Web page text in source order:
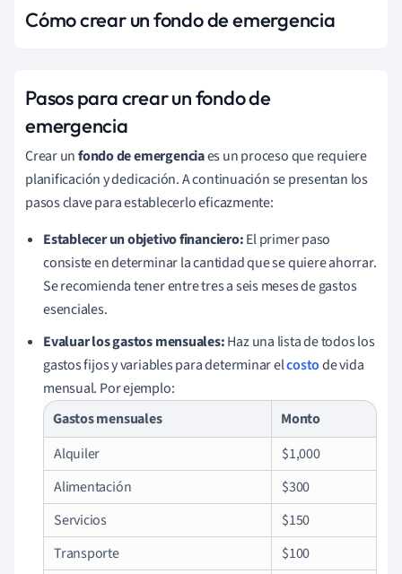
Cómo crear un fondo de emergencia
Pasos para crear un fondo de
emergencia
Crear unfondo de emergenciaes un proceso que requiere
planificación y dedicación. A continuación se presentan los
pasos clave para establecerlo eficazmente:
Establecer un objetivo financiero:El primer paso
consiste en determinar la cantidad que se quiere ahorrar.
Se recomienda tener entre tres a seis meses de gastos
esenciales.
Evaluar los gastos mensuales:Haz una lista de todos los
gastos fijos y variables para determinar elcostode vida
mensual. Por ejemplo:
Gastos mensuales
Monto
Alquiler
$1,000
Alimentación
$300
Servicios
$150
Transporte
$100